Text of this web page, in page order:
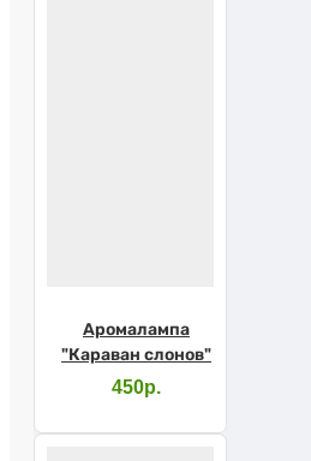
Аромалампа
"Караван слонов"
450р.